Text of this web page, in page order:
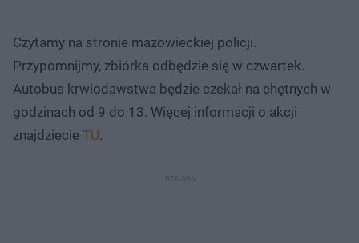
Czytamy na stronie mazowieckiej policji.
Przypomnijmy, zbiórka odbędzie się w czwartek.
Autobus krwiodawstwa będzie czekał na chętnych w
godzinach od 9 do 13. Więcej informacji o akcji
znajdziecie TU.